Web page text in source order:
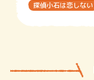
探偵小石は恋しない